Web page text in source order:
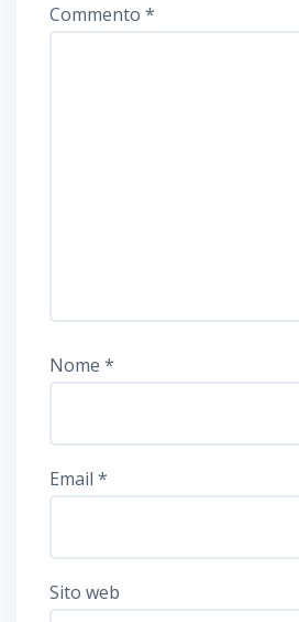
Commento *
Nome *
Email *
Sito web